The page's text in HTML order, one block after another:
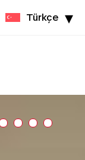
Türkçe